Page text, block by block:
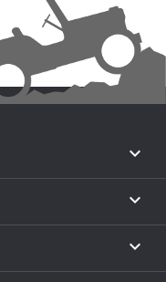


